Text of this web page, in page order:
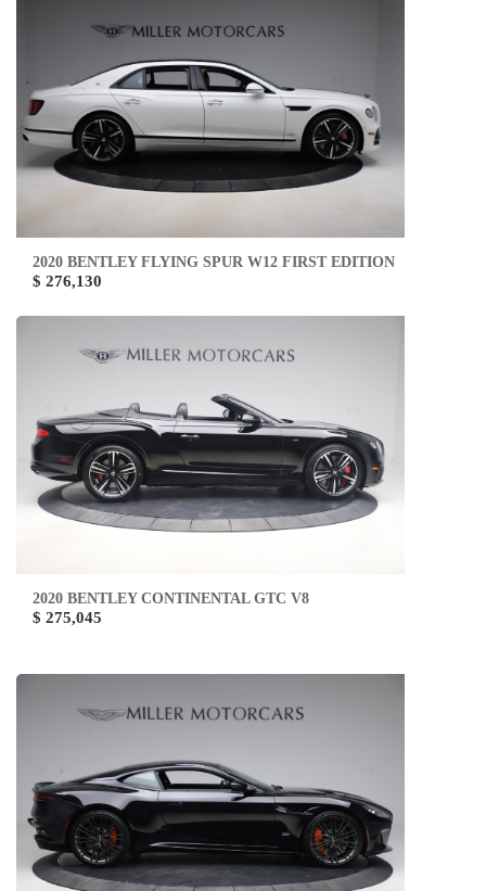
2020 BENTLEY FLYING SPUR W12 FIRST EDITION
$ 276,130
2020 BENTLEY CONTINENTAL GTC V8
$ 275,045